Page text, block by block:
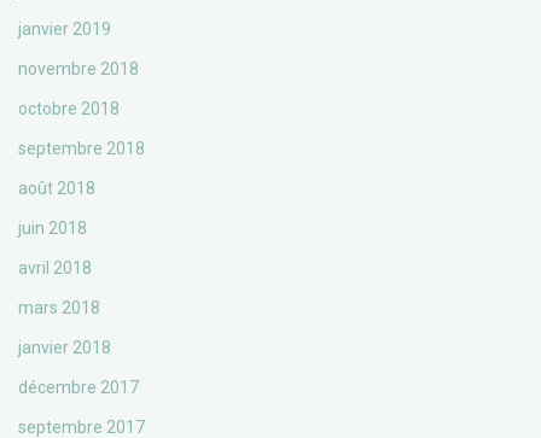
janvier 2019
novembre 2018
octobre 2018
septembre 2018
août 2018
juin 2018
avril 2018
mars 2018
janvier 2018
décembre 2017
septembre 2017